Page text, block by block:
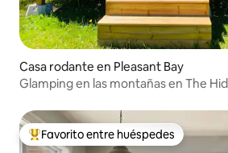
Casa rodante en Pleasant Bay
Glamping en las montañas en The
Favorito entre huéspedes preferido
Favorito entre huéspedes